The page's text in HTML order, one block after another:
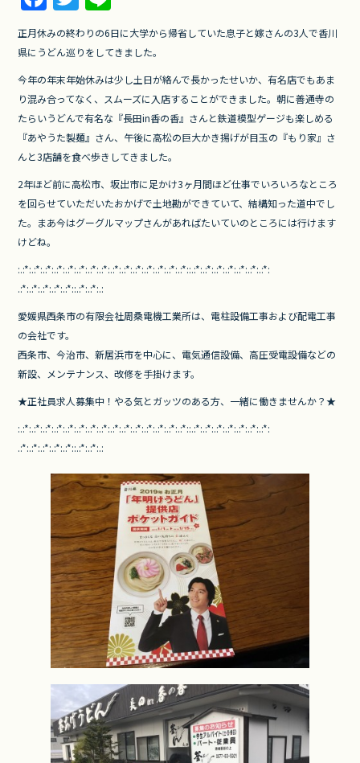
a
c
e
b
o
o
k
w
itt
er
n
e
正月休みの終わりの6日に大学から帰省していた息子と嫁さんの3人で香川
県にうどん巡りをしてきました。
今年の年末年始休みは少し土日が絡んで長かったせいか、有名店でもあま
り混み合ってなく、スムーズに入店することができました。朝に善通寺の
たらいうどんで有名な『長田in香の香』さんと鉄道模型ゲージも楽しめる
『あやうた製麺』さん、午後に高松の巨大かき揚げが目玉の『もり家』さ
んと3店舗を食べ歩きしてきました。
2年ほど前に高松市、坂出市に足かけ3ヶ月間ほど仕事でいろいろなところ
を回らせていただいたおかげで土地勘ができていて、結構知った道中でし
た。まあ今はグーグルマップさんがあればたいていのところには行けます
けどね。
:.:*:.:*:.:*:.:*:.:*:.:*:.:*:.:*:.:*:.:*:.:*:.:*:.:*:.:*:.:*::.:*:.:*:.:*:.:*:.:*:.:*:.:*:
.:*:.:*:.:*:.:*:.:*::.:*:.:*:.:
愛媛県西条市の有限会社周桑電機工業所は、 電柱設備工事および配電工事
の会社です。
西条市、今治市、新居浜市を中心に、電気通信設備、高圧受電設備などの
新設、メンテナンス、改修を手掛けます。
★正社員求人募集中！やる気とガッツのある方、 一緒に働きませんか？★
:.:*:.:*:.:*:.:*:.:*:.:*:.:*:.:*:.:*:.:*:.:*:.:*:.:*:.:*:.:*::.:*:.:*:.:*:.:*:.:*:.:*:.:*:
.:*:.:*:.:*:.:*:.:*::.:*:.:*:.: